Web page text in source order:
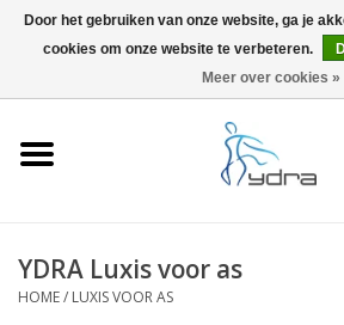
YDRA Luxis voor as
HOME/ LUXIS VOOR AS
Door het gebruiken van onze website, ga je
cookies om onze website te verbeteren.
Meer over cookies »